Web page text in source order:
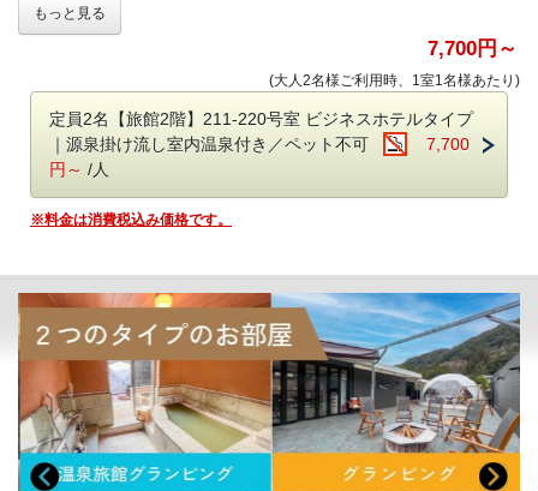
小学生、幼児共に宿泊代は基本無料です。
小学生のみ夕朝食の食事代2,970円を
■送迎について
鹿児島空港及び国分駅まで無料送迎（要予約）
予約時の備考欄に希望の送迎時間をご記入ください。
チェックイン前：15時、16時、17時、18時、19時
チェックアウト後：8時、9時、10時、11時
■送迎について
鹿児島空港及び国分駅まで無料送迎（要予約）
予約時の備考欄に希望の送迎時間をご記入ください。
チェックイン前：16時、17時、18時、19時
チェックアウト後：8時、9時、10時、11時
可能です。
＜チェックイン：17時～22時/ チェックアウト：11時＞
※フロントが22時で閉まりますので、時間内にチェックインをお願いし
ます
＊＊こしかの温泉について＊＊
源泉かけ流し温泉、天然炭酸泉の肌に優しい銘泉として
日本中の方々が湯治に訪れる宿として繁栄してきた「こしかの温泉」
こしかの温泉のなによりの自慢はその炭酸泉としての質。
その炭酸泉が自噴している日本でも有数の良質の温泉が自慢です。
もっと見る
7,700円～
(大人2名様ご利用時、1室1名様あたり)
定員2名【旅館2階】211-220号室 ビジネスホテルタイプ
｜源泉掛け流し室内温泉付き／ペット不可
7,700
円～ /人
※料金は消費税込み価格です。